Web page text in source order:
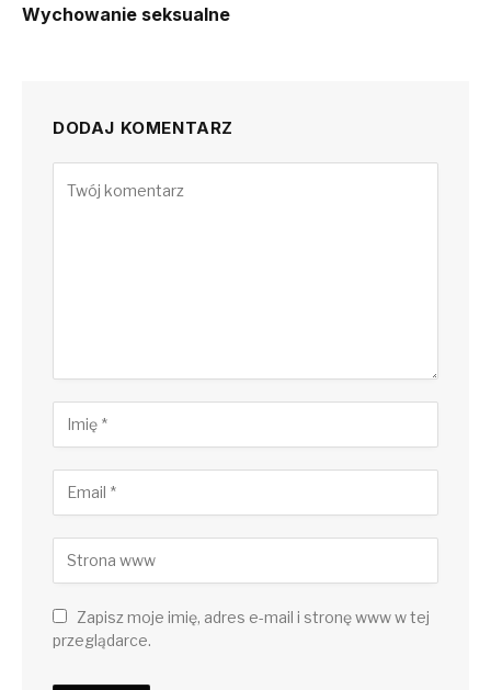
Wychowanie seksualne
DODAJ KOMENTARZ
Zapisz moje imię, adres e-mail i stronę www w tej
przeglądarce.